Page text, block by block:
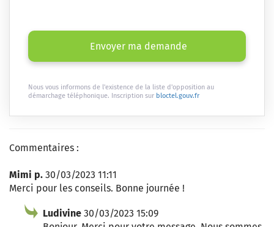
Envoyer ma demande
Nous vous informons de l'existence de la liste d'opposition au
démarchage téléphonique. Inscription sur bloctel.gouv.fr
Commentaires :
Mimi p. 30/03/2023 11:11
Merci pour les conseils. Bonne journée !
Ludivine 30/03/2023 15:09